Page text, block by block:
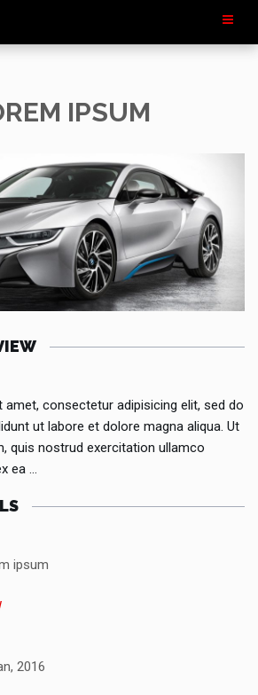
IPSUM
consectetur adipisicing elit, sed do
ut labore et dolore magna aliqua. Ut
quis nostrud exercitation ullamco
ea …
ipsum
2016